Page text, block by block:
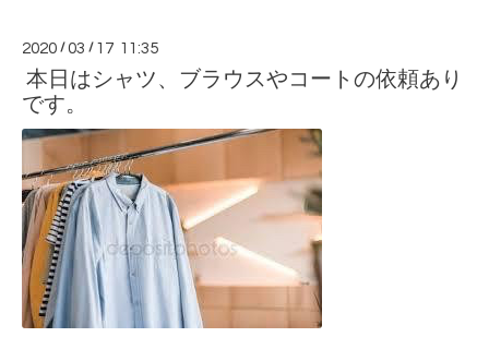
2020 /03 / 17 11:35
本日はシャツ、ブラウスやコートの依頼あり
です。